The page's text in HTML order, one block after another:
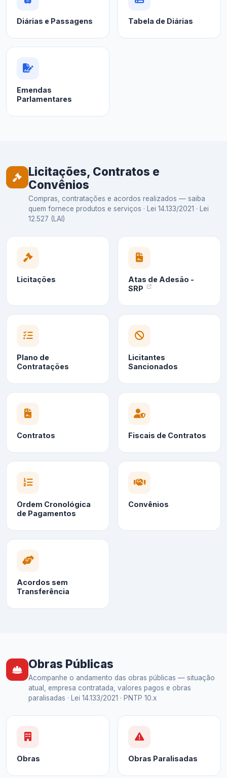
Diárias e Passagens Tabela de Diárias
Emendas
Parlamentares
Licitações, Contratos e
Convênios
Compras, contratações e acordos realizados — saiba
quem fornece produtos e serviços · Lei 14.133/2021 · Lei
12.527 (LAI)
Licitações
Atas de Adesão -
SRP
Plano de
Contratações
Licitantes
Sancionados
Contratos Fiscais de Contratos
Ordem Cronológica
de Pagamentos
Convênios
Acordos sem
Transferência
Obras Públicas
Acompanhe o andamento das obras públicas — situação
atual, empresa contratada, valores pagos e obras
paralisadas · Lei 14.133/2021 · PNTP 10.x
Obras Obras Paralisadas